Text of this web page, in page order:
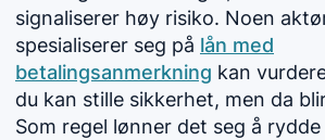
signaliserer høy risiko. Noen
spesialiserer seg på lån med
betalingsanmerkning kan
du kan stille sikkerhet, men da
Som regel lønner det seg å